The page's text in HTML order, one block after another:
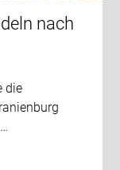
nach
die